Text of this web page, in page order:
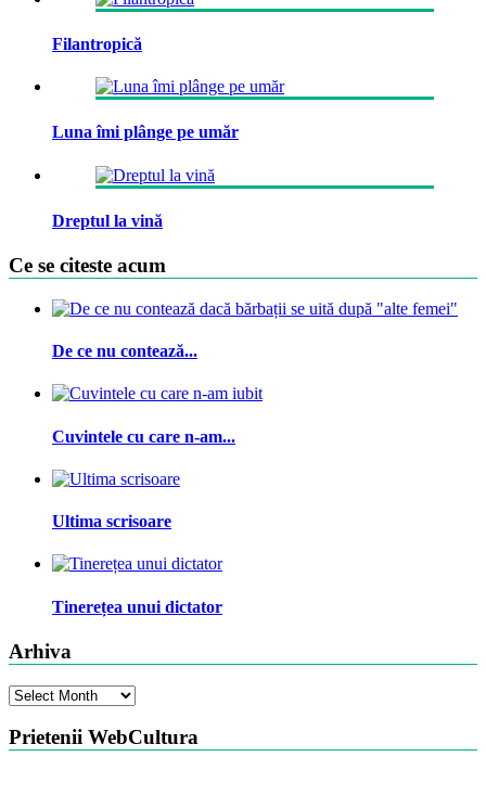
Filantropică
Luna îmi plânge pe umăr
Dreptul la vină
Ce se citeste acum
De ce nu contează...
Cuvintele cu care n-am...
Ultima scrisoare
Tinerețea unui dictator
Arhiva
Arhiva
Prietenii WebCultura